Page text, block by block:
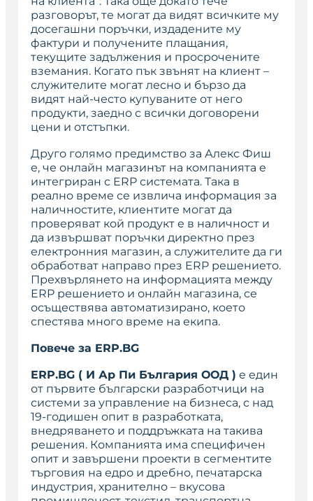
разговорът, те могат да видят всичките му
досегашни поръчки, издадените му
фактури и получените плащания,
текущите задължения и просрочените
вземания. Когато пък звънят на клиент –
служителите могат лесно и бързо да
видят най-често купуваните от него
продукти, заедно с всички договорени
цени и отстъпки.
Друго голямо предимство за Алекс Фиш
е, че онлайн магазинът на компанията е
интегриран с ERP системата. Така в
реално време се извлича информация за
наличностите, клиентите могат да
проверяват кой продукт е в наличност и
да извършват поръчки директно през
електронния магазин, а служителите да ги
обработват направо през ERP решението.
Прехвърлянето на информацията между
ERP решението и онлайн магазина, се
осъществява автоматизирано, което
спестява много време на екипа.
Повече за ERP.BG
ERP.BG ( И Ар Пи България ООД ) е един
от първите български разработчици на
системи за управление на бизнеса, с над
19-годишен опит в разработката,
внедряването и поддръжката на такива
решения. Компанията има специфичен
опит и завършени проекти в сегментите
търговия на едро и дребно, печатарска
индустрия, хранително – вкусова